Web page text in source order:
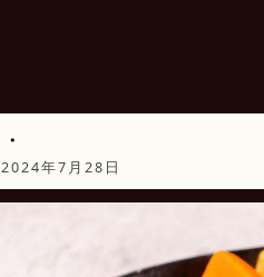
・
2024年7月28日